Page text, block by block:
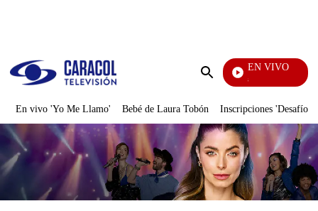
Enviar
EN VIVO
También Caerás
En vivo 'Yo Me Llamo' Bebé de Laura Tobón Inscripciones 'Desafío'